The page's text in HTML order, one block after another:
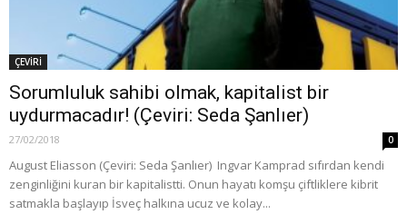
ÇEVİRİ
Sorumluluk sahibi olmak, kapitalist bir
uydurmacadır! (Çeviri: Seda Şanlıer)
27/02/2018 0
August Eliasson (Çeviri: Seda Şanlıer) Ingvar Kamprad sıfırdan kendi
zenginliğini kuran bir kapitalistti. Onun hayatı komşu çiftliklere kibrit
satmakla başlayıp İsveç halkına ucuz ve kolay...